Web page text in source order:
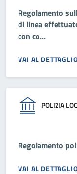
Regolamento
di linea
con co...
VAI AL DETTAGLIO
POLIZIA
Regolamento
VAI AL DETTAGLIO